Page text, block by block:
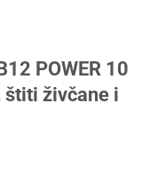
POWER 10
štiti živčane i